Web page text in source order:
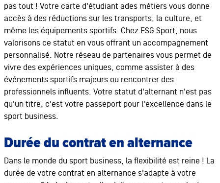
pas tout ! Votre carte d'étudiant ades métiers vous donne
accès à des réductions sur les transports, la culture, et
même les équipements sportifs. Chez ESG Sport, nous
valorisons ce statut en vous offrant un accompagnement
personnalisé. Notre réseau de partenaires vous permet de
vivre des expériences uniques, comme assister à des
événements sportifs majeurs ou rencontrer des
professionnels influents. Votre statut d'alternant n'est pas
qu'un titre, c'est votre passeport pour l'excellence dans le
sport business.
Durée du contrat en alternance
Dans le monde du sport business, la flexibilité est reine ! La
durée de votre contrat en alternance s'adapte à votre